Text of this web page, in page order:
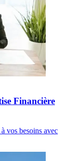
Financière
vos besoins avec